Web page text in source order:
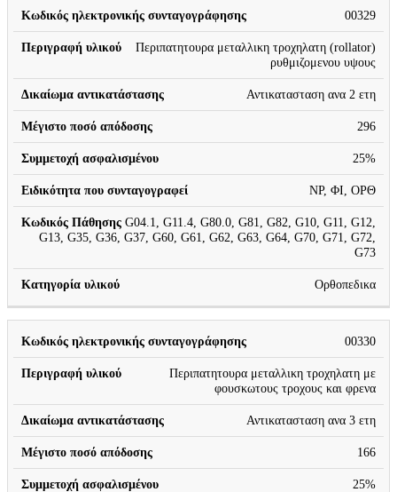
00329
Περιπατητουρα μεταλλικη τροχηλατη (rollator)
ρυθμιζομενου υψους
Αντικατασταση ανα 2 ετη
296
25%
ΝΡ, ΦΙ, ΟΡΘ
G04.1, G11.4, G80.0, G81, G82, G10, G11, G12,
G13, G35, G36, G37, G60, G61, G62, G63, G64, G70, G71, G72,
G73
Ορθοπεδικα
00330
Περιπατητουρα μεταλλικη τροχηλατη με
φουσκωτους τροχους και φρενα
Αντικατασταση ανα 3 ετη
166
25%